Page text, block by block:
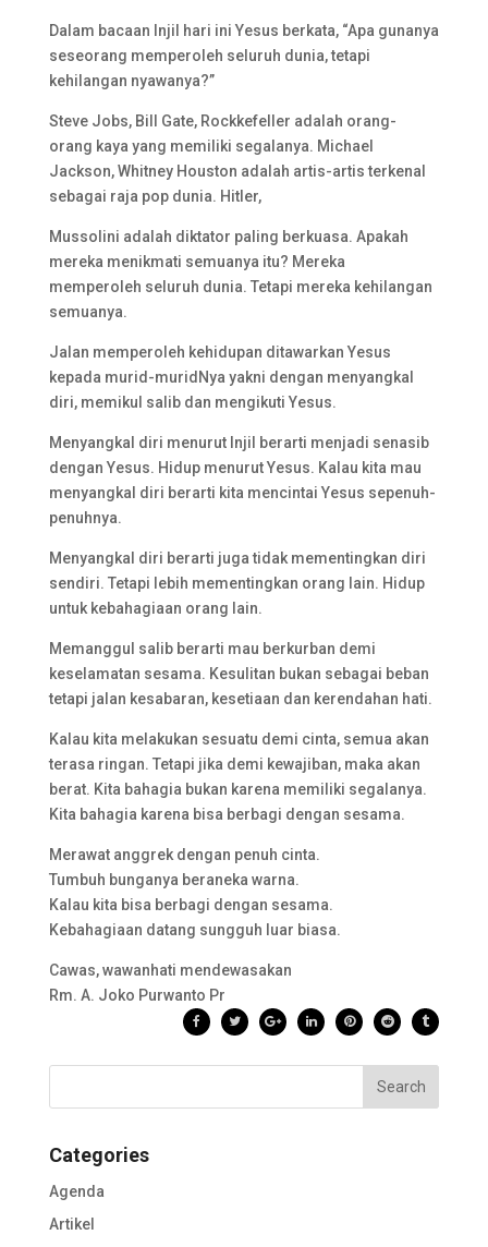
Dalam bacaan Injil hari ini Yesus berkata, “Apa gunanya
seseorang memperoleh seluruh dunia, tetapi
kehilangan nyawanya?”
Steve Jobs, Bill Gate, Rockkefeller adalah orang-
orang kaya yang memiliki segalanya. Michael
Jackson, Whitney Houston adalah artis-artis terkenal
sebagai raja pop dunia. Hitler,
Mussolini adalah diktator paling berkuasa. Apakah
mereka menikmati semuanya itu? Mereka
memperoleh seluruh dunia. Tetapi mereka kehilangan
semuanya.
Jalan memperoleh kehidupan ditawarkan Yesus
kepada murid-muridNya yakni dengan menyangkal
diri, memikul salib dan mengikuti Yesus.
Menyangkal diri menurut Injil berarti menjadi senasib
dengan Yesus. Hidup menurut Yesus. Kalau kita mau
menyangkal diri berarti kita mencintai Yesus sepenuh-
penuhnya.
Menyangkal diri berarti juga tidak mementingkan diri
sendiri. Tetapi lebih mementingkan orang lain. Hidup
untuk kebahagiaan orang lain.
Memanggul salib berarti mau berkurban demi
keselamatan sesama. Kesulitan bukan sebagai beban
tetapi jalan kesabaran, kesetiaan dan kerendahan hati.
Kalau kita melakukan sesuatu demi cinta, semua akan
terasa ringan. Tetapi jika demi kewajiban, maka akan
berat. Kita bahagia bukan karena memiliki segalanya.
Kita bahagia karena bisa berbagi dengan sesama.
Merawat anggrek dengan penuh cinta.
Tumbuh bunganya beraneka warna.
Kalau kita bisa berbagi dengan sesama.
Kebahagiaan datang sungguh luar biasa.
Cawas, wawanhati mendewasakan
Rm. A. Joko Purwanto Pr
Categories
Agenda
Artikel